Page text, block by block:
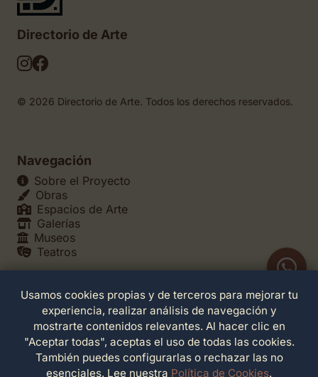
Directorio de Arte
© 2026 Directorio de Arte. Todos los derechos reservados.
Navegación
Sobre el Proyecto
Obras
Espacios de Arte
Galerías
Museos
Teatros
Legales
Política de Privacidad
Política de Cookies
Configuración de Cookies
Términos de Servicio
Usamos cookies propias y de terceros para mejorar tu
experiencia, realizar análisis de navegación y
mostrarte contenidos relevantes. Al hacer clic en
"Aceptar todas", aceptas el uso de todas las cookies.
También puedes configurarlas o rechazar las no
esenciales. Lee nuestra Política de Cookies.